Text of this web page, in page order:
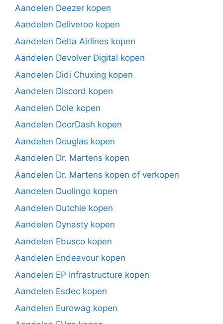
Aandelen Deezer kopen
Aandelen Deliveroo kopen
Aandelen Delta Airlines kopen
Aandelen Devolver Digital kopen
Aandelen Didi Chuxing kopen
Aandelen Discord kopen
Aandelen Dole kopen
Aandelen DoorDash kopen
Aandelen Douglas kopen
Aandelen Dr. Martens kopen
Aandelen Dr. Martens kopen of verkopen
Aandelen Duolingo kopen
Aandelen Dutchie kopen
Aandelen Dynasty kopen
Aandelen Ebusco kopen
Aandelen Endeavour kopen
Aandelen EP Infrastructure kopen
Aandelen Esdec kopen
Aandelen Eurowag kopen